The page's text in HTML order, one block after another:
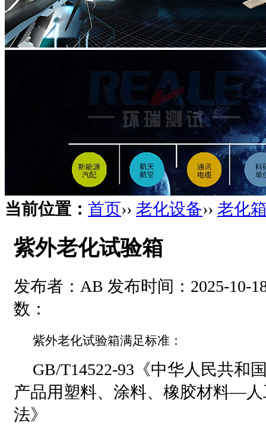
当前位置： 首页›› 老化设备›› 老化
紫外老化试验箱
发布者：AB 发布时间：2025-10-
数：
紫外老化试验箱满足标准：
GB/T14522-93《中华人民共和
产品用塑料、涂料、橡胶材料—
法》